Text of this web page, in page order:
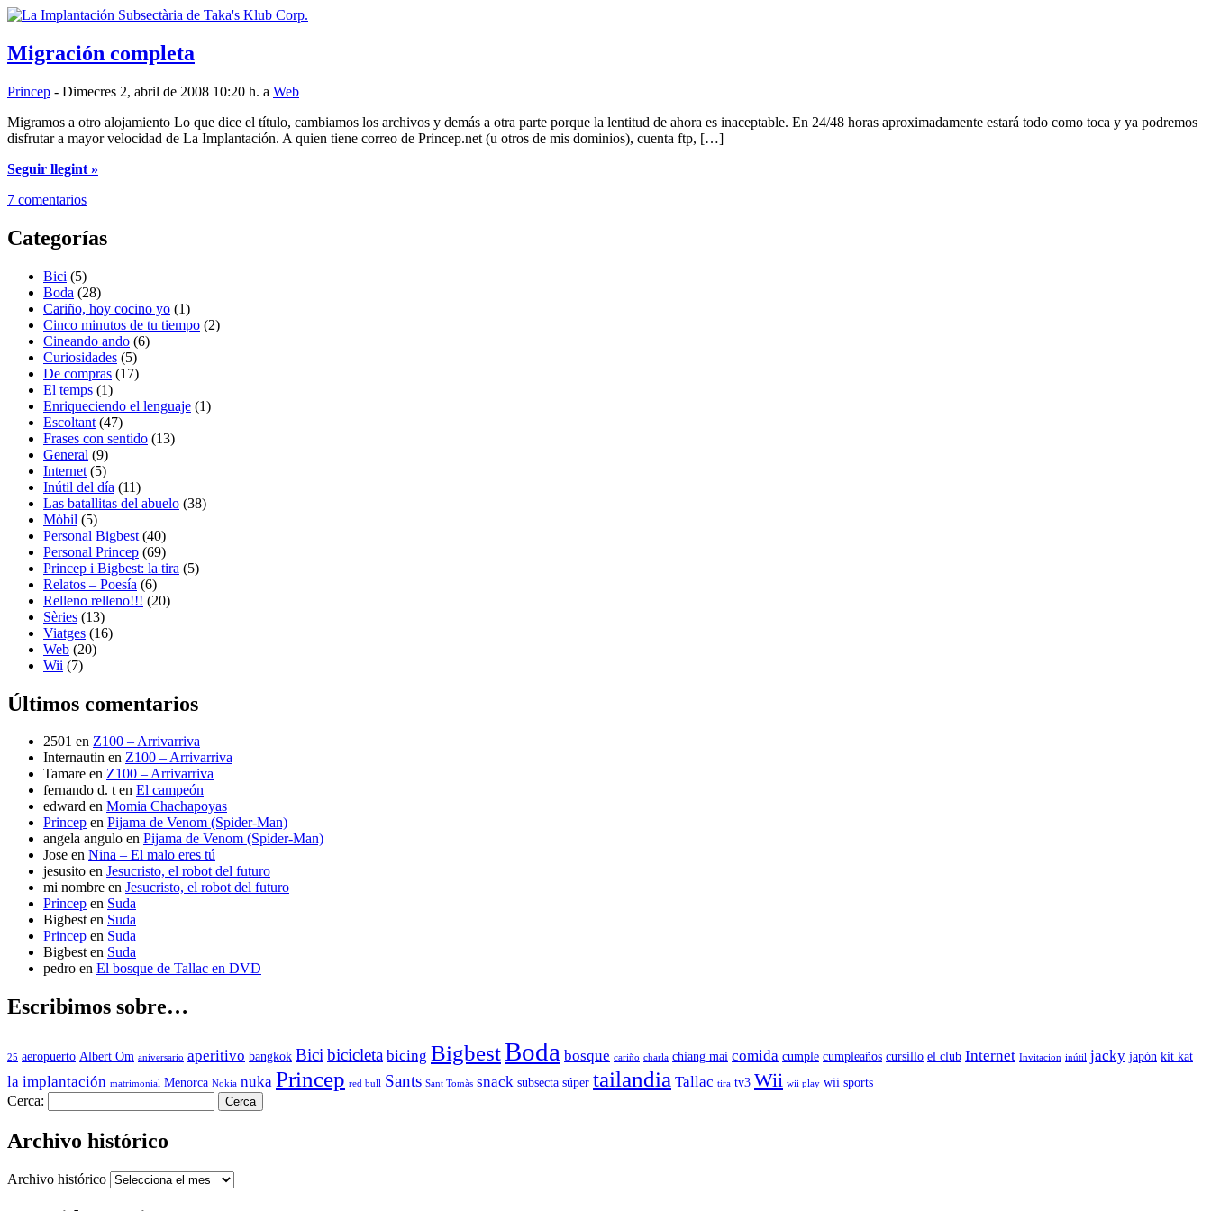
Migración completa
Princep - Dimecres 2, abril de 2008 10:20 h. a Web
Migramos a otro alojamiento Lo que dice el título, cambiamos los archivos y demás a otra parte porque la lentitud de ahora es inaceptable. En 24/48 horas aproximadamente estará todo como toca y ya podremos
disfrutar a mayor velocidad de La Implantación. A quien tiene correo de Princep.net (u otros de mis dominios), cuenta ftp, […]
Seguir llegint »
7 comentarios
Categorías
Bici (5)
Boda (28)
Cariño, hoy cocino yo (1)
Cinco minutos de tu tiempo (2)
Cineando ando (6)
Curiosidades (5)
De compras (17)
El temps (1)
Enriqueciendo el lenguaje (1)
Escoltant (47)
Frases con sentido (13)
General (9)
Internet (5)
Inútil del día (11)
Las batallitas del abuelo (38)
Mòbil (5)
Personal Bigbest (40)
Personal Princep (69)
Princep i Bigbest: la tira (5)
Relatos – Poesía (6)
Relleno relleno!!! (20)
Sèries (13)
Viatges (16)
Web (20)
Wii (7)
Últimos comentarios
2501 en Z100 – Arrivarriva
Internautin en Z100 – Arrivarriva
Tamare en Z100 – Arrivarriva
fernando d. ten El campeón
edward en Momia Chachapoyas
Princep en Pijama de Venom (Spider-Man)
angela angulo en Pijama de Venom (Spider-Man)
Jose en Nina – El malo eres tú
jesusito en Jesucristo, el robot del futuro
mi nombre en Jesucristo, el robot del futuro
Princep en Suda
Bigbesten Suda
Princep en Suda
Bigbesten Suda
pedro en El bosque de Tallac en DVD
Escribimos sobre…
25 aeropuerto Albert Om aniversario aperitivo bangkok Bicibicicleta bicing BigbestBoda bosque cariño charla chiang mai comida cumple cumpleaños cursillo el club Internet Invitacion inútil jacky japón kit kat
la implantación matrimonial Menorca Nokia nuka Princep red bull Sants Sant Tomàs snack subsecta súper tailandia Tallac tira tv3 Wii wii play wii sports
Cerca:
Archivo histórico
Archivo histórico